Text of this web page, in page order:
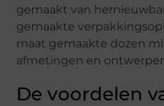
gemaakt van
gemaakte
maat gemaakte dozen
afmetingen en
De voordelen